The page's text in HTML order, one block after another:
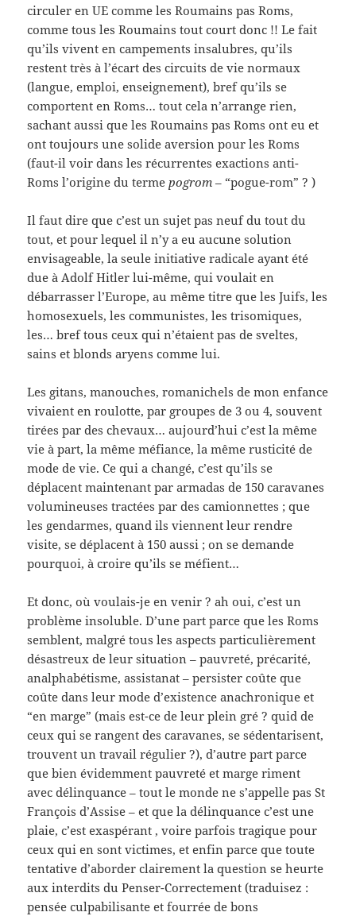
circuler en UE comme les Roumains pas Roms,
comme tous les Roumains tout court donc !! Le fait
qu’ils vivent en campements insalubres, qu’ils
restent très à l’écart des circuits de vie normaux
(langue, emploi, enseignement), bref qu’ils se
comportent en Roms… tout cela n’arrange rien,
sachant aussi que les Roumains pas Roms ont eu et
ont toujours une solide aversion pour les Roms
(faut-il voir dans les récurrentes exactions anti-
Roms l’origine du terme pogrom– “pogue-rom” ? )
Il faut dire que c’est un sujet pas neuf du tout du
tout, et pour lequel il n’y a eu aucune solution
envisageable, la seule initiative radicale ayant été
due à Adolf Hitler lui-même, qui voulait en
débarrasser l’Europe, au même titre que les Juifs, les
homosexuels, les communistes, les trisomiques,
les… bref tous ceux qui n’étaient pas de sveltes,
sains et blonds aryens comme lui.
Les gitans, manouches, romanichels de mon enfance
vivaient en roulotte, par groupes de 3 ou 4, souvent
tirées par des chevaux… aujourd’hui c’est la même
vie à part, la même méfiance, la même rusticité de
mode de vie. Ce qui a changé, c’est qu’ils se
déplacent maintenant par armadas de 150 caravanes
volumineuses tractées par des camionnettes ; que
les gendarmes, quand ils viennent leur rendre
visite, se déplacent à 150 aussi ; on se demande
pourquoi, à croire qu’ils se méfient…
Et donc, où voulais-je en venir ? ah oui, c’est un
problème insoluble. D’une part parce que les Roms
semblent, malgré tous les aspects particulièrement
désastreux de leur situation – pauvreté, précarité,
analphabétisme, assistanat – persister coûte que
coûte dans leur mode d’existence anachronique et
“en marge” (mais est-ce de leur plein gré ? quid de
ceux qui se rangent des caravanes, se sédentarisent,
trouvent un travail régulier ?), d’autre part parce
que bien évidemment pauvreté et marge riment
avec délinquance – tout le monde ne s’appelle pas St
François d’Assise – et que la délinquance c’est une
plaie, c’est exaspérant , voire parfois tragique pour
ceux qui en sont victimes, et enfin parce que toute
tentative d’aborder clairement la question se heurte
aux interdits du Penser-Correctement (traduisez :
pensée culpabilisante et fourrée de bons